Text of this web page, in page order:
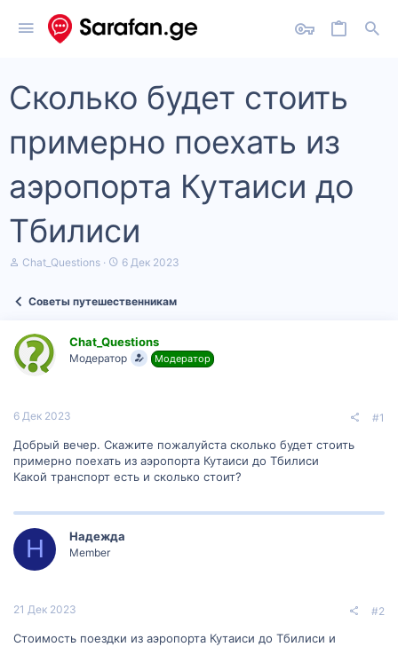
Сколько будет стоить
примерно поехать из
аэропорта Кутаиси до
Тбилиси
А
т
е
м
ы
Chat_Questions
Д
а
ч
а
6 Дек 2023
Советы путешественникам
Chat_Questions
Модератор Модератор
6 Дек 2023 #1
Добрый вечер. Скажите пожалуйста сколько будет стоить
примерно поехать из аэропорта Кутаиси до Тбилиси
Какой транспорт есть и сколько стоит?
Н Надежда
Member
21 Дек 2023 #2
Стоимость поездки из аэропорта Кутаиси до Тбилиси и